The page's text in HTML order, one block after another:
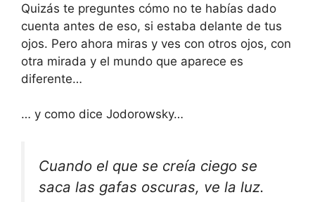
Quizás te preguntes cómo no te habías dado
cuenta antes de eso, si estaba delante de tus
ojos. Pero ahora miras y ves con otros ojos, con
otra mirada y el mundo que aparece es
diferente…
… y como dice Jodorowsky…
Cuando el que se creía ciego se
saca las gafas oscuras, ve la luz.